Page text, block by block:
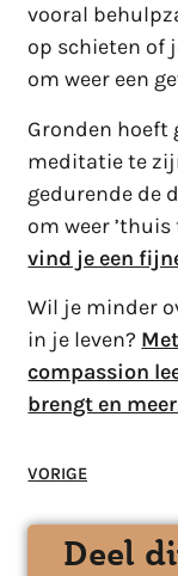
vooral
op schieten of
om weer een
Gronden
meditatie te
gedurende de
om weer
vind je een
Wil je minder
in je leven?
compassion
brengt en
VORIGE
Deel